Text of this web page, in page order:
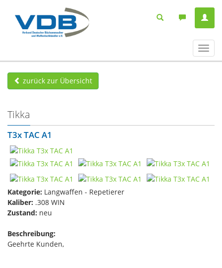
ein-/
zurück zur Übersicht
Tikka
T3x TAC A1
Kategorie: Langwaffen - Repetierer
Kaliber: .308 WIN
Zustand: neu
Beschreibung:
Geehrte Kunden,